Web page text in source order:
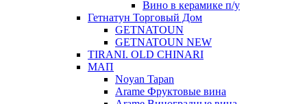
Вино в керамике п/у
Гетнатун Торговый Дом
GETNATOUN
GETNATOUN NEW
TIRANI. OLD CHINARI
МАП
Noyan Tapan
Arame Фруктовые вина